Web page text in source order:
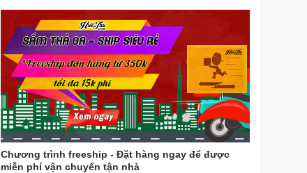
Chương trình freeship - Đặt hàng ngay để được
miễn phí vận chuyển tận nhà